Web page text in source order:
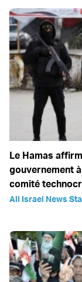
Le Hamas
gouvernement
comité
All Israel News